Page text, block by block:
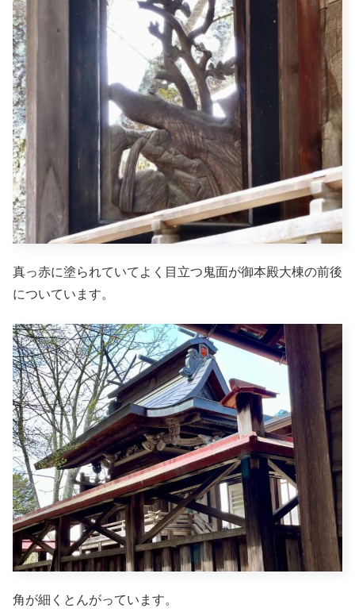
真っ赤に塗られていてよく目立つ鬼面が御本殿大棟の前後
についています。
角が細くとんがっています。